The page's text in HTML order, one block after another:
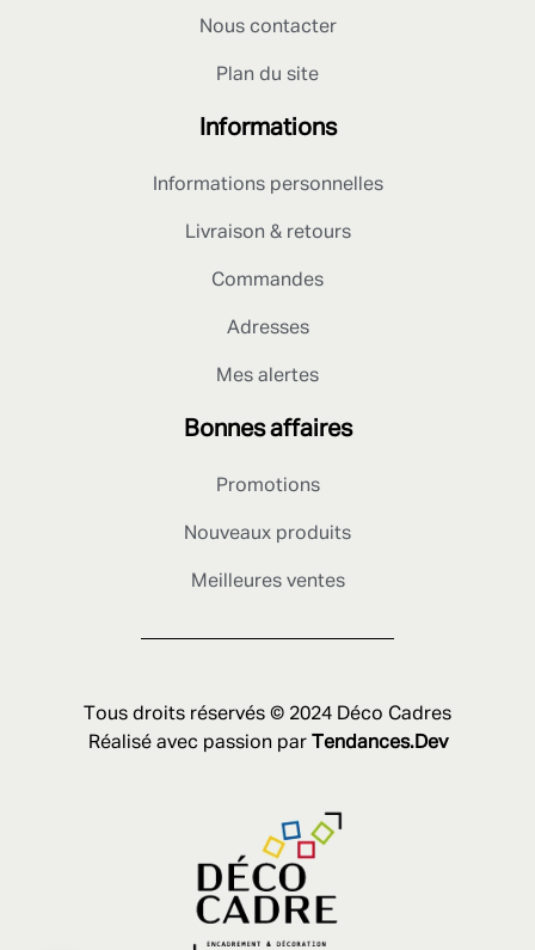
Nous contacter
Plan du site
Informations
Informations personnelles
Livraison & retours
Commandes
Adresses
Mes alertes
Bonnes affaires
Promotions
Nouveaux produits
Meilleures ventes
Tous droits réservés © 2024 Déco Cadres
Réalisé avec passion par Tendances.Dev